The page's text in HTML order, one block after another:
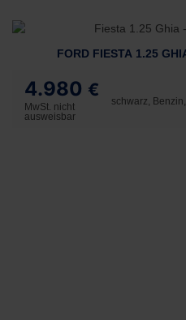
FORD FIESTA 1.25
4.980 €
MwSt. nicht
ausweisbar
schwarz,